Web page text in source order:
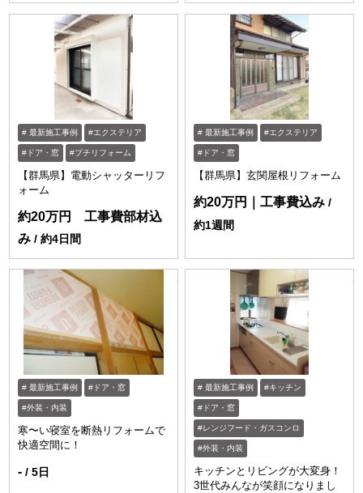
最新施工事例 エクステリア
ドア・窓 プチリフォーム
【群馬県】電動シャッターリフ
ォーム
約20万円 工事費部材込
み
約4日間
最新施工事例 エクステリア
ドア・窓
【群馬県】玄関屋根リフォーム
約20万円｜工事費込み
約1週間
https://www.enessance-reform.com/
最新施工事例 ドア・窓
外装・内装
寒〜い寝室を断熱リフォームで
快適空間に！
- 5日
最新施工事例 キッチン
ドア・窓
レンジフード・ガスコンロ
外装・内装
キッチンとリビングが大変身！
3世代みんなが笑顔になりまし